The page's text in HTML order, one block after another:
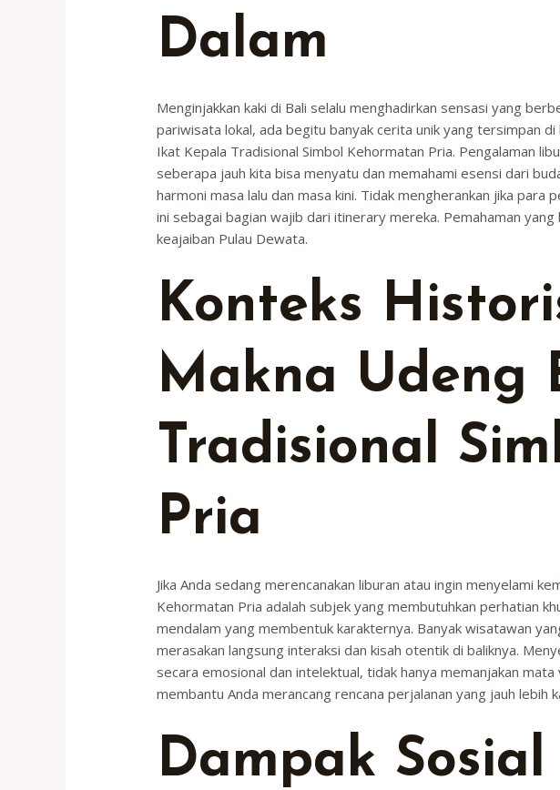
Dalam
Menginjakkan kaki di Bali selalu menghadirkan sensasi yang
pariwisata lokal, ada begitu banyak cerita unik yang tersimpan
Ikat Kepala Tradisional Simbol Kehormatan Pria. Pengalaman
seberapa jauh kita bisa menyatu dan memahami esensi dari
harmoni masa lalu dan masa kini. Tidak mengherankan jika
ini sebagai bagian wajib dari itinerary mereka. Pemahaman
keajaiban Pulau Dewata.
Konteks
Makna Udeng
Tradisional
Pria
Jika Anda sedang merencanakan liburan atau ingin menyelami
Kehormatan Pria adalah subjek yang membutuhkan perhatian
mendalam yang membentuk karakternya. Banyak wisatawan
merasakan langsung interaksi dan kisah otentik di baliknya.
secara emosional dan intelektual, tidak hanya memanjakan
membantu Anda merancang rencana perjalanan yang jauh lebih
Dampak